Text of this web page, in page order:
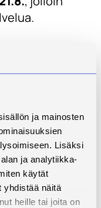
ja mainosten
Lisäksi
ja analytiikka-
käytät
yhdistää näitä
heille tai joita on
ja Iisalmen
ottamatta.
klo 8–18 ja
klo 18–20 sekä
klo 7–20 ja